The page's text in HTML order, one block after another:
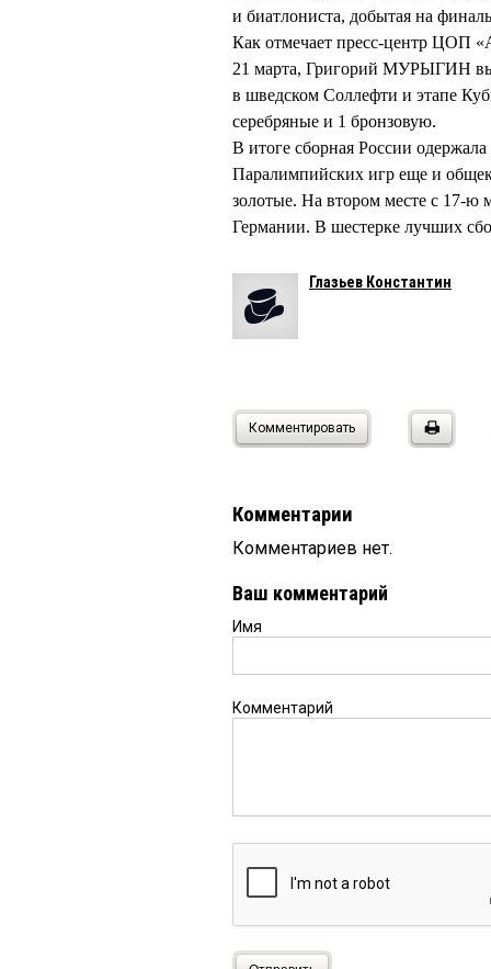
и биатлониста, добытая на
Как отмечает пресс-центр ЦОП
21 марта, Григорий МУРЫГИН
в шведском Соллефти и этапе
серебряные и 1 бронзовую.
В итоге сборная России
Паралимпийских игр еще и
золотые. На втором месте с 17-ю
Германии. В шестерке лучших
Глазьев Константин
Комментировать
Комментарии
Комментариев нет.
Ваш комментарий
Имя
Комментарий